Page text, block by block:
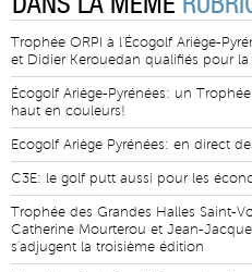
Trophée ORPI à l'Écogolf Ariège-
et Didier Kerouedan qualifiés pour
Écogolf Ariège-Pyrénées: un
haut en couleurs!
Ecogolf Ariège Pyrénées: en direct
C3E: le golf putt aussi pour les
Trophée des Grandes Halles Saint-
Catherine Mourterou et Jean-
s'adjugent la troisième édition